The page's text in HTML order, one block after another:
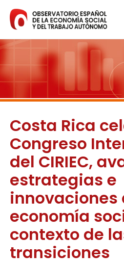
contenido
Costa Rica
Congreso
del CIRIEC,
estrategias e
innovaciones
economía
contexto de
transiciones